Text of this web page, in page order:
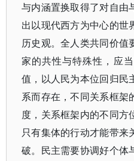
与内涵置换取得了对自由
出以现代西方为中心的世
历史观。全人类共同价值
家的共性与特殊性，应
值，以人民为本位回归民
系而存在，不同关系框架
度，关系框架内的不同方
只有集体的行动才能带来
破。民主需要协调好个体